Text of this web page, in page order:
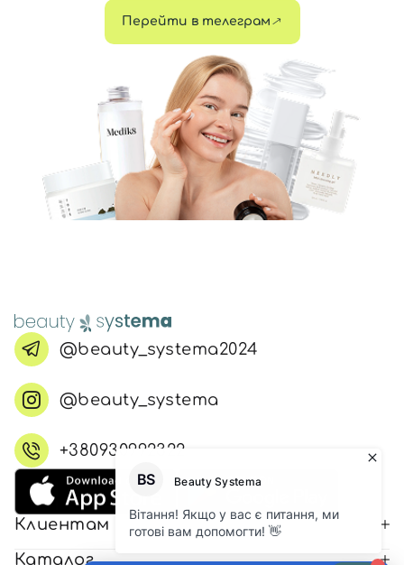
Перейти в телеграм
@beauty_systema2024
@beauty_systema
+380930992322
Клиентам
Каталог